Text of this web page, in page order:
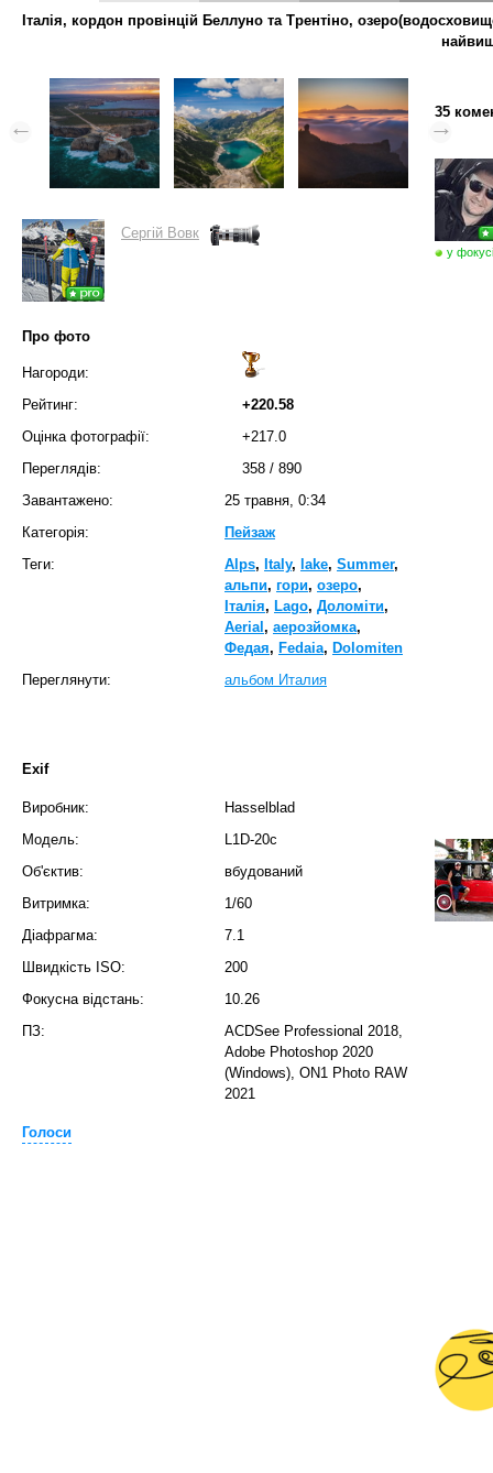
Італія, кордон провінцій Беллуно та Трентіно,
Сергій Вовк
Про фото
Нагороди:
Рейтинг:
+220.58
Оцінка фотографії:
+217.0
Переглядів:
358 / 890
Завантажено:
25 травня, 0:34
Категорія:
Пейзаж
Теги:
Alps, Italy, lake, Summer,
альпи, гори, озеро,
Італія, Lago, Доломіти,
Aerial , аерозйомка,
Федая, Fedaia, Dolomiten
Переглянути:
альбом Италия
Exif
Виробник:
Hasselblad
Модель:
L1D-20c
Об'єктив:
вбудований
Витримка:
1/60
Діафрагма:
7.1
Швидкість ISO:
200
Фокусна відстань:
10.26
ПЗ:
ACDSee Professional 2018,
Adobe Photoshop 2020
(Windows), ON1 Photo RAW
2021
Голоси
35
у фокусі